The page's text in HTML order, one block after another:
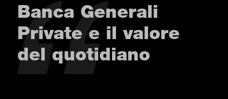
Banca Generali
Private e il valore
del quotidiano